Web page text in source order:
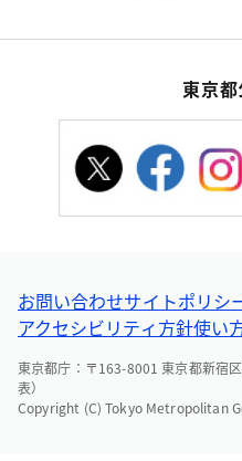
東京
お問い合わせサイトポリシ
アクセシビリティ方針使い
東京都庁：〒163-8001 東京都新宿
表）
Copyright (C) Tokyo Metropolitan